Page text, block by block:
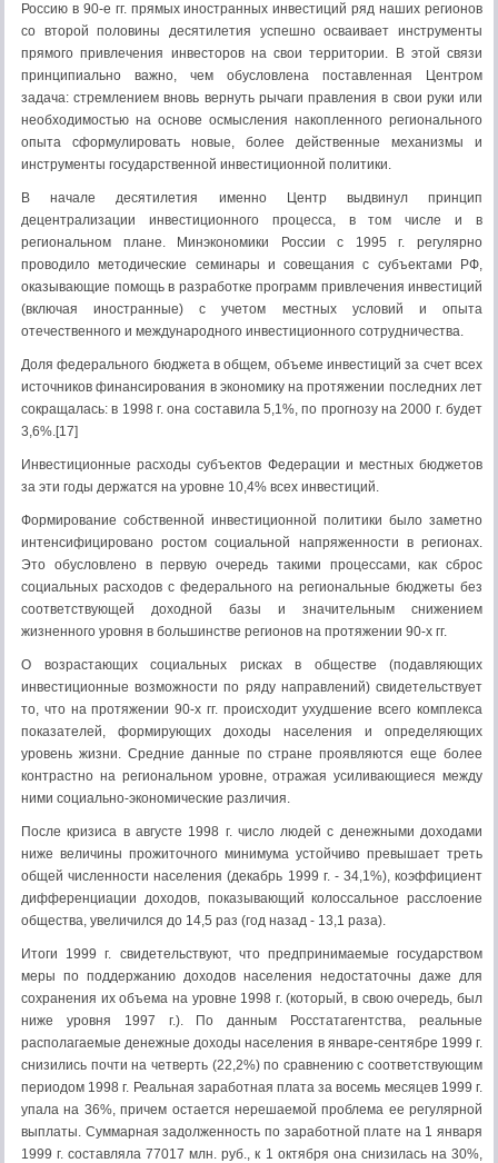
Россию в 90-е гг. прямых иностранных инвестиций ряд наших регионов
со второй половины десятилетия успешно осваивает инструменты
прямого привлечения инвесторов на свои территории. В этой связи
принципиально важно, чем обусловлена поставленная Центром
задача: стремлением вновь вернуть рычаги правления в свои руки или
необходимостью на основе осмысления накопленного регионального
опыта сформулировать новые, более действенные механизмы и
инструменты государственной инвестиционной политики.
В начале десятилетия именно Центр выдвинул принцип
децентрализации инвестиционного процесса, в том числе и в
региональном плане. Минэкономики России с 1995 г. регулярно
проводило методические семинары и совещания с субъектами РФ,
оказывающие помощь в разработке программ привлечения инвестиций
(включая иностранные) с учетом местных условий и опыта
отечественного и международного инвестиционного сотрудничества.
Доля федерального бюджета в общем, объеме инвестиций за счет всех
источников финансирования в экономику на протяжении последних лет
сокращалась: в 1998 г. она составила 5,1%, по прогнозу на 2000 г. будет
3,6%.[17]
Инвестиционные расходы субъектов Федерации и местных бюджетов
за эти годы держатся на уровне 10,4% всех инвестиций.
Формирование собственной инвестиционной политики было заметно
интенсифицировано ростом социальной напряженности в регионах.
Это обусловлено в первую очередь такими процессами, как сброс
социальных расходов с федерального на региональные бюджеты без
соответствующей доходной базы и значительным снижением
жизненного уровня в большинстве регионов на протяжении 90-х гг.
О возрастающих социальных рисках в обществе (подавляющих
инвестиционные возможности по ряду направлений) свидетельствует
то, что на протяжении 90-х гг. происходит ухудшение всего комплекса
показателей, формирующих доходы населения и определяющих
уровень жизни. Средние данные по стране проявляются еще более
контрастно на региональном уровне, отражая усиливающиеся между
ними социально-экономические различия.
После кризиса в августе 1998 г. число людей с денежными доходами
ниже величины прожиточного минимума устойчиво превышает треть
общей численности населения (декабрь 1999 г. - 34,1%), коэффициент
дифференциации доходов, показывающий колоссальное расслоение
общества, увеличился до 14,5 раз (год назад - 13,1 раза).
Итоги 1999 г. свидетельствуют, что предпринимаемые государством
меры по поддержанию доходов населения недостаточны даже для
сохранения их объема на уровне 1998 г. (который, в свою очередь, был
ниже уровня 1997 г.). По данным Росстатагентства, реальные
располагаемые денежные доходы населения в январе-сентябре 1999 г.
снизились почти на четверть (22,2%) по сравнению с соответствующим
периодом 1998 г. Реальная заработная плата за восемь месяцев 1999 г.
упала на 36%, причем остается нерешаемой проблема ее регулярной
выплаты. Суммарная задолженность по заработной плате на 1 января
1999 г. составляла 77017 млн. руб., к 1 октября она снизилась на 30%,